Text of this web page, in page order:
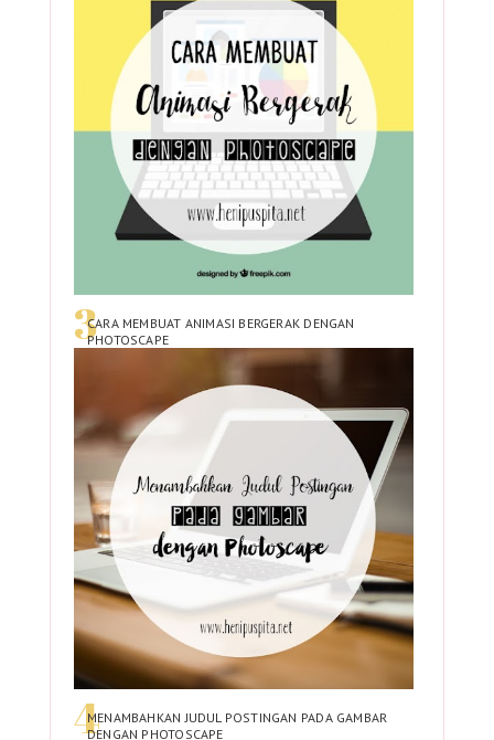
CARA MEMBUAT ANIMASI BERGERAK DENGAN
PHOTOSCAPE
MENAMBAHKAN JUDUL POSTINGAN PADA GAMBAR
DENGAN PHOTOSCAPE